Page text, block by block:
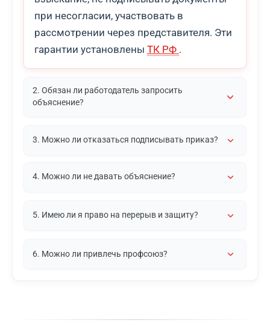
при несогласии, участвовать в
рассмотрении через представителя. Эти
гарантии установлены ТК РФ .
2. Обязан ли работодатель запросить
объяснение?
3. Можно ли отказаться подписывать приказ?
4. Можно ли не давать объяснение?
5. Имею ли я право на перерыв и защиту?
6. Можно ли привлечь профсоюз?